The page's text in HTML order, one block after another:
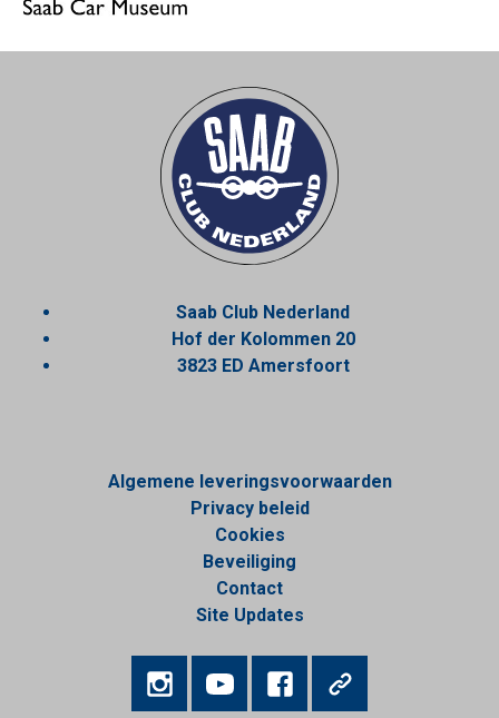
Saab Club Nederland
Hof der Kolommen 20
3823 ED Amersfoort
Algemene leveringsvoorwaarden
Privacy beleid
Cookies
Beveiliging
Contact
Site Updates